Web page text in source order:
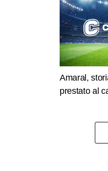
Amaral,
prestato al